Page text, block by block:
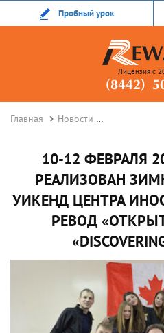
Пробный урок
Лицензия с
(8442)
Главная Новости
10-12 ФЕВРАЛЯ
РЕАЛИЗОВАН
УИКЕНД ЦЕНТРА
РЕВОД